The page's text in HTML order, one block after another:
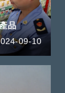
品
09-10